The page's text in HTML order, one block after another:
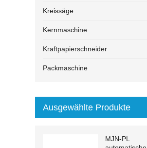
Kreissäge
Kernmaschine
Kraftpapierschneider
Packmaschine
Ausgewählte Produkte
MJN-PL